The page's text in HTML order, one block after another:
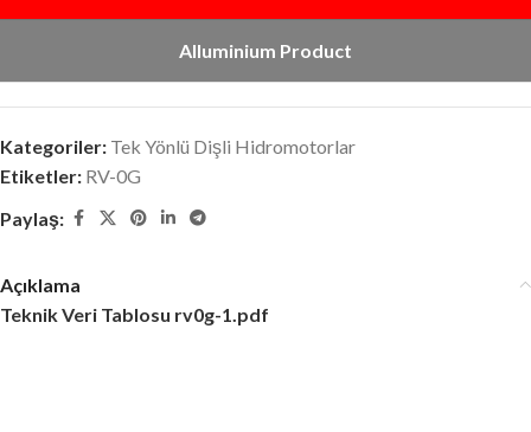
Alluminium Product
Kategoriler: Tek Yönlü Dişli Hidromotorlar
Etiketler: RV-0G
Paylaş:
Açıklama
Teknik Veri Tablosu rv0g-1.pdf